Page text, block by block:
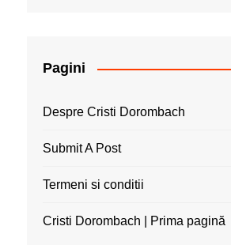
Pagini
Despre Cristi Dorombach
Submit A Post
Termeni si conditii
Cristi Dorombach | Prima pagină